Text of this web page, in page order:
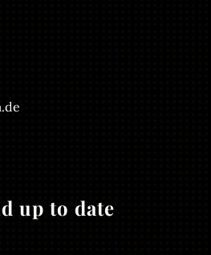
up to date